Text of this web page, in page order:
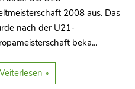
2008 aus. Das
nach der U21-
beka...
»